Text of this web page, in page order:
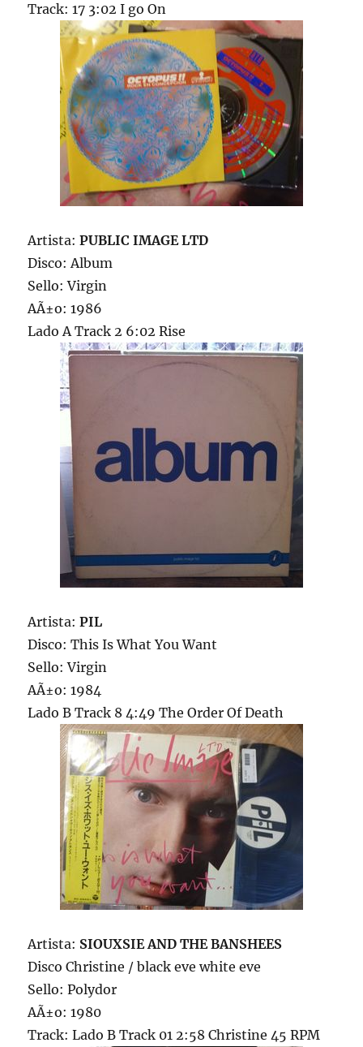
Track: 17 3:02 I go On
Artista:PUBLIC IMAGE LTD
Disco: Album
Sello: Virgin
AÃ±o: 1986
Lado A Track 2 6:02 Rise
Artista:PIL
Disco: This Is What You Want
Sello: Virgin
AÃ±o: 1984
Lado B Track 8 4:49 The Order Of Death
Artista: SIOUXSIE AND THE BANSHEES
Disco Christine / black eve white eve
Sello: Polydor
AÃ±o: 1980
Track: Lado B Track 01 2:58 Christine 45 RPM